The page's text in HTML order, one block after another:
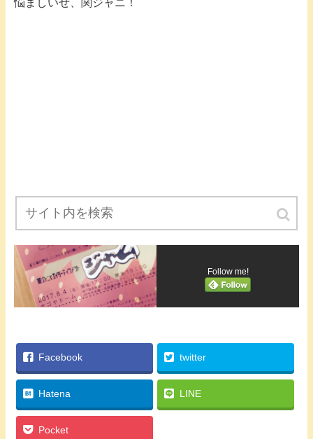
悩ましいぜ、関ジャニ！
Follow me!
Facebook twitter
Hatena LINE
Pocket